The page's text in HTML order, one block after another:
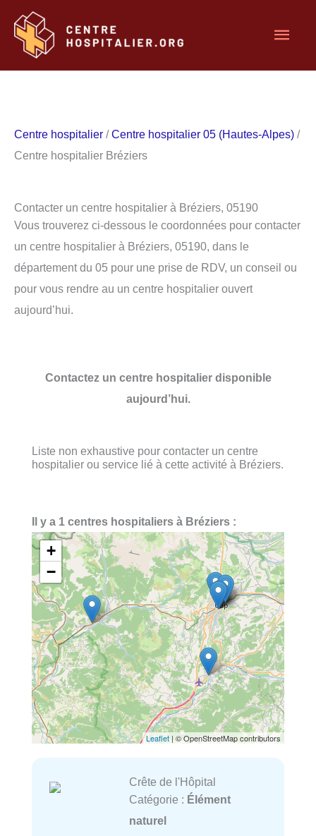
contenu
Centre hospitalier /Centre hospitalier 05 (Hautes-Alpes) /
Centre hospitalier Bréziers
Contacter un centre hospitalier à Bréziers, 05190
Vous trouverez ci-dessous le coordonnées pour contacter
un centre hospitalier à Bréziers, 05190, dans le
département du 05 pour une prise de RDV, un conseil ou
pour vous rendre au un centre hospitalier ouvert
aujourd’hui.
Contactez un centre hospitalier disponible
aujourd’hui.
Liste non exhaustive pour contacter un centre
hospitalier ou service lié à cette activité à Bréziers.
Il y a 1 centres hospitaliers à Bréziers :
+
−
Leaflet | © OpenStreetMap contributors
Crête de l'Hôpital
Catégorie : Élément
naturel